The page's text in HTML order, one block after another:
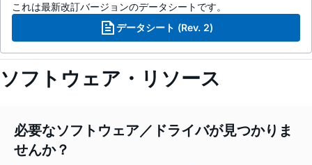
これは最新改訂バージョンのデータシートです。
データシート (Rev. 2)
ソフトウェア・リソース
必要なソフトウェア／ドライバが見つかりま
せんか？